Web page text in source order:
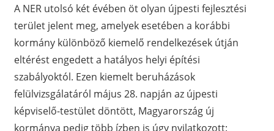
A NER utolsó két évében öt olyan újpesti fejlesztési
terület jelent meg, amelyek esetében a korábbi
kormány különböző kiemelő rendelkezések útján
eltérést engedett a hatályos helyi építési
szabályoktól. Ezen kiemelt beruházások
felülvizsgálatáról május 28. napján az újpesti
képviselő-testület döntött, Magyarország új
kormánya pedig több ízben is úgy nyilatkozott: